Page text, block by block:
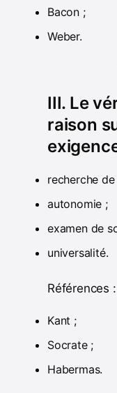
Bacon ;
Weber.
III. Le
raison
recherche
autonomie ;
examen de
universalité.
Références :
Kant ;
Socrate ;
Habermas.